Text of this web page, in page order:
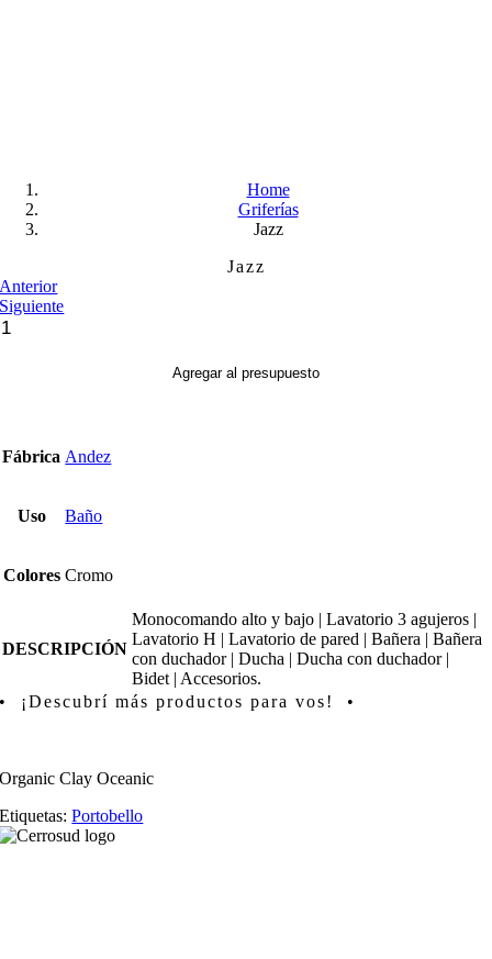
Home
Griferías
Jazz
Jazz
Anterior
Siguiente
Agregar al presupuesto
Fábrica Andez
Uso Baño
Colores Cromo
DESCRIPCIÓN
Monocomando alto y bajo | Lavatorio 3 agujeros |
Lavatorio H | Lavatorio de pared | Bañera | Bañera
con duchador | Ducha | Ducha con duchador |
Bidet | Accesorios.
• ¡Descubrí más productos para vos! •
Organic Clay Oceanic
Etiquetas:Portobello